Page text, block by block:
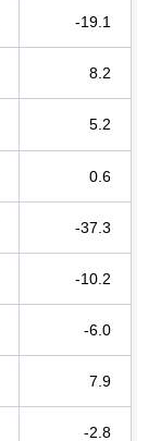
-19.1
8.2
5.2
0.6
-37.3
-10.2
-6.0
7.9
-2.8